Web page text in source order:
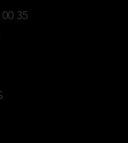
35